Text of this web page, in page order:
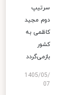
سرتیپ
دوم مجید
کاظمی به
کشور
بازمی‌گردد
1405/05/
07